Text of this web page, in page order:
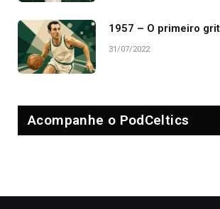
1957 – O primeiro
31/07/2022
Acompanhe o PodCeltics